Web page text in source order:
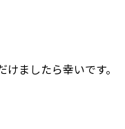
ましたら幸いです。